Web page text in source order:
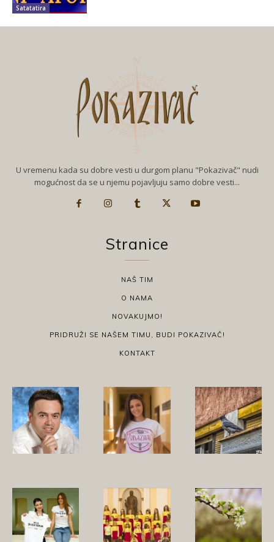
Satatatira
U vremenu kada su dobre vesti u durgom planu "Pokazivač" nudi
mogućnost da se u njemu pojavljuju samo dobre vesti...
Stranice
NAŠ TIM
O NAMA
NOVAKUJMO!
PRIDRUŽI SE NAŠEM TIMU, BUDI POKAZIVAČ!
KONTAKT